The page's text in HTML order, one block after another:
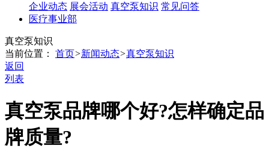
企业动态 展会活动 真空泵知识 常见问答
医疗事业部
真空泵知识
当前位置：
首页>新闻动态>真空泵知识
返回
列表
真空泵品牌哪个好?怎样确定品
牌质量?